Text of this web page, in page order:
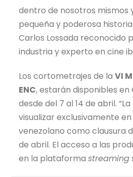
dentro de nosotros mismos
pequeña y poderosa
Carlos Lossada reconocido
industria y experto en cine
Los cortometrajes de laVI
ENC, estarán disponibles en
desde del 7 al 14 de abril.
visualizar exclusivamente
venezolano como clausura
de abril. El acceso a las
en la plataformastreaming